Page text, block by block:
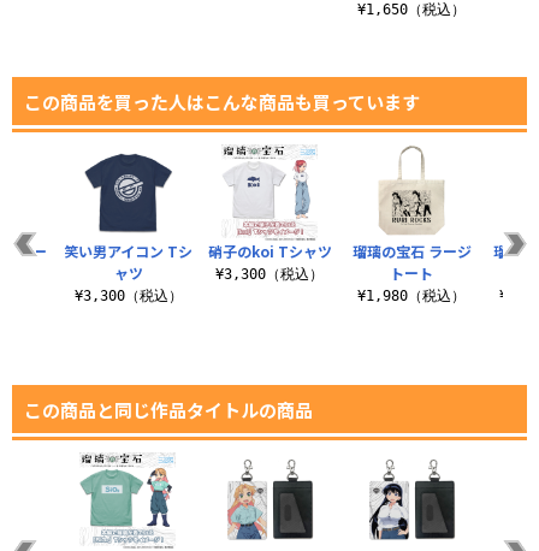
¥1,650（税込）
この商品を買った人はこんな商品も買っています
硝子のkoi Tシャツ
¥3,300（税込）
瑠璃の宝石 ラージ
トート
¥1,980（税込）
瑠璃
トー
笑い男アイコン Tシ
ャツ
¥3,300（税込）
この商品と同じ作品タイトルの商品